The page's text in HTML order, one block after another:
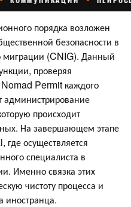
порядка возложен
безопасности в
миграции (CNIG). Данный
проверяя
Nomad Permit каждого
администрирование
происходит
На завершающем этапе
осуществляется
специалиста в
Именно связка этих
чистоту процесса и
иностранца.